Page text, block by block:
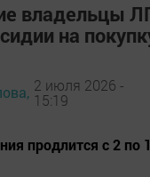
владельцы
на
2 июля 2026 -
15:19
продлится с 2 по